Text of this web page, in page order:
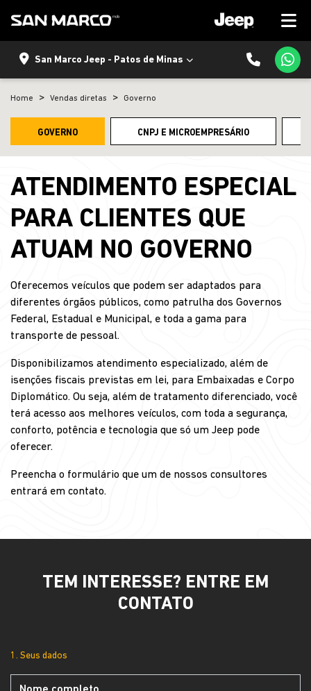
San Marco Jeep - Patos de Minas
Home Vendas diretas Governo
CNPJ E MICROEMPRESÁRIO
GOVERNO
ATENDIMENTO ESPECIAL
PARA CLIENTES QUE
ATUAM NO GOVERNO
Oferecemos veículos que podem ser adaptados para
diferentes órgãos públicos, como patrulha dos Governos
Federal, Estadual e Municipal, e toda a gama para
transporte de pessoal.
Disponibilizamos atendimento especializado, além de
isenções fiscais previstas em lei, para Embaixadas e Corpo
Diplomático. Ou seja, além de tratamento diferenciado, você
terá acesso aos melhores veículos, com toda a segurança,
conforto, potência e tecnologia que só um Jeep pode
oferecer.
Preencha o formulário que um de nossos consultores
entrará em contato.
TEM INTERESSE? ENTRE EM
CONTATO
1. Seus dados